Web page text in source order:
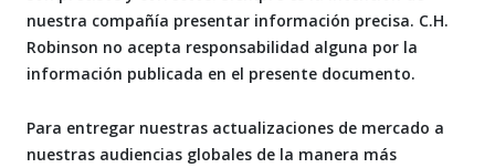
nuestra compañía presentar información precisa. C.H.
Robinson no acepta responsabilidad alguna por la
información publicada en el presente documento.
Para entregar nuestras actualizaciones de mercado a
nuestras audiencias globales de la manera más